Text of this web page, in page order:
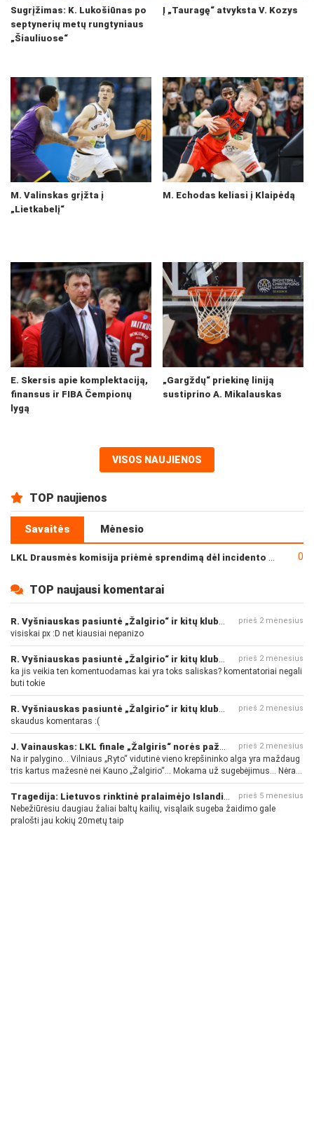
Sugrįžimas: K. Lukošiūnas po
septynerių metų rungtyniaus
„Šiauliuose“
Į „Tauragę“ atvyksta V. Kozys
M. Valinskas grįžta į
„Lietkabelį“
M. Echodas keliasi į Klaipėdą
E. Skersis apie komplektaciją,
finansus ir FIBA Čempionų
lygą
„Gargždų“ priekinę liniją
sustiprino A. Mikalauskas
VISOS NAUJIENOS
TOP naujienos
Savaitės Mėnesio
0
TOP naujausi komentarai
prieš 2 mėnesius
visiskai px :D net kiausiai nepanizo
prieš 2 mėnesius
ka jis veikia ten komentuodamas kai yra toks saliskas? komentatoriai negali
buti tokie
prieš 2 mėnesius
skaudus komentaras :(
prieš 2 mėnesius
Na ir palygino... Vilniaus „Ryto“ vidutinė vieno krepšininko alga yra maždaug
tris kartus mažesnė nei Kauno „Žalgirio“... Mokama už sugebėjimus... Nėra
pinigų - nėra gerų žaidėjų...
prieš 5 mėnesius
Nebežiūrėsiu daugiau žaliai baltų kailių, visąlaik sugeba žaidimo gale
pralošti jau kokių 20metų taip